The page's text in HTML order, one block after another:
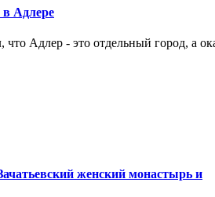
Адлере
что Адлер - это отдельный город, а
женский монастырь и